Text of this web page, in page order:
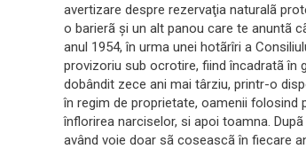
avertizare despre rezervaţia naturalã
o barierã şi un alt panou care te anuntã
anul 1954, în urma unei hotãrîri a
provizoriu sub ocrotire, fiind încadratã în
dobândit zece ani mai târziu, printr-o
în regim de proprietate, oamenii folosind
înflorirea narciselor, si apoi toamna.
având voie doar sã coseascã în fiecare